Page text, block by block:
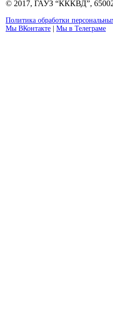
© 2017, ГАУЗ “КККВД”,
Политика обработки
Мы ВКонтакте
Мы в Телеграме